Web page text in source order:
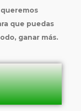
que puedas
ganar más.